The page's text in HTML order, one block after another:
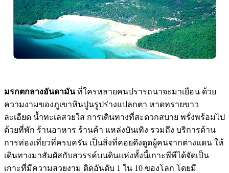
มรกตกลางอันดามันที่ใครหลายคนปรารถนาจะมาเยือน ด้วย
ความงามของภูเขาหินปูนรูปร่างแปลกตา หาดทรายขาว
ละเอียด น้ำทะเลสวยใส การเดินทางที่สะดวกสบาย พรั่งพร้อมไป
ด้วยที่พัก ร้านอาหาร ร้านค้า แหล่งบันเทิง รวมถึง บริการด้าน
การท่องเที่ยวที่ครบครัน เป็นสิ่งที่คอยดึงดูดผู้คนจากต่างแดน ให้
เดินทางมาสัมผัสกับสวรรค์บนดินแห่งทั้งนี้เกาะพีพีได้จัดเป็น
เกาะที่มีความสวยงาม ติดอันดับ 1 ใน 10 ของโลก โดยมี